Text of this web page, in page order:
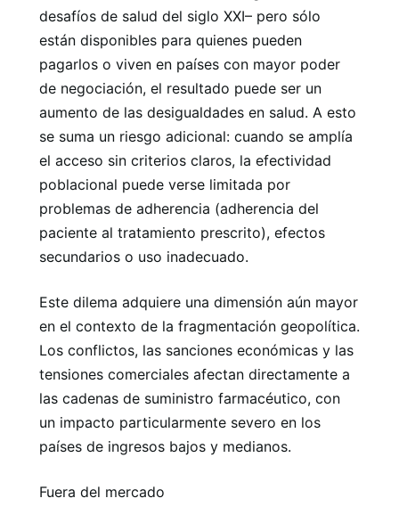
desafíos de salud del siglo XXI– pero sólo
están disponibles para quienes pueden
pagarlos o viven en países con mayor poder
de negociación, el resultado puede ser un
aumento de las desigualdades en salud. A esto
se suma un riesgo adicional: cuando se amplía
el acceso sin criterios claros, la efectividad
poblacional puede verse limitada por
problemas de adherencia (adherencia del
paciente al tratamiento prescrito), efectos
secundarios o uso inadecuado.
Este dilema adquiere una dimensión aún mayor
en el contexto de la fragmentación geopolítica.
Los conflictos, las sanciones económicas y las
tensiones comerciales afectan directamente a
las cadenas de suministro farmacéutico, con
un impacto particularmente severo en los
países de ingresos bajos y medianos.
Fuera del mercado